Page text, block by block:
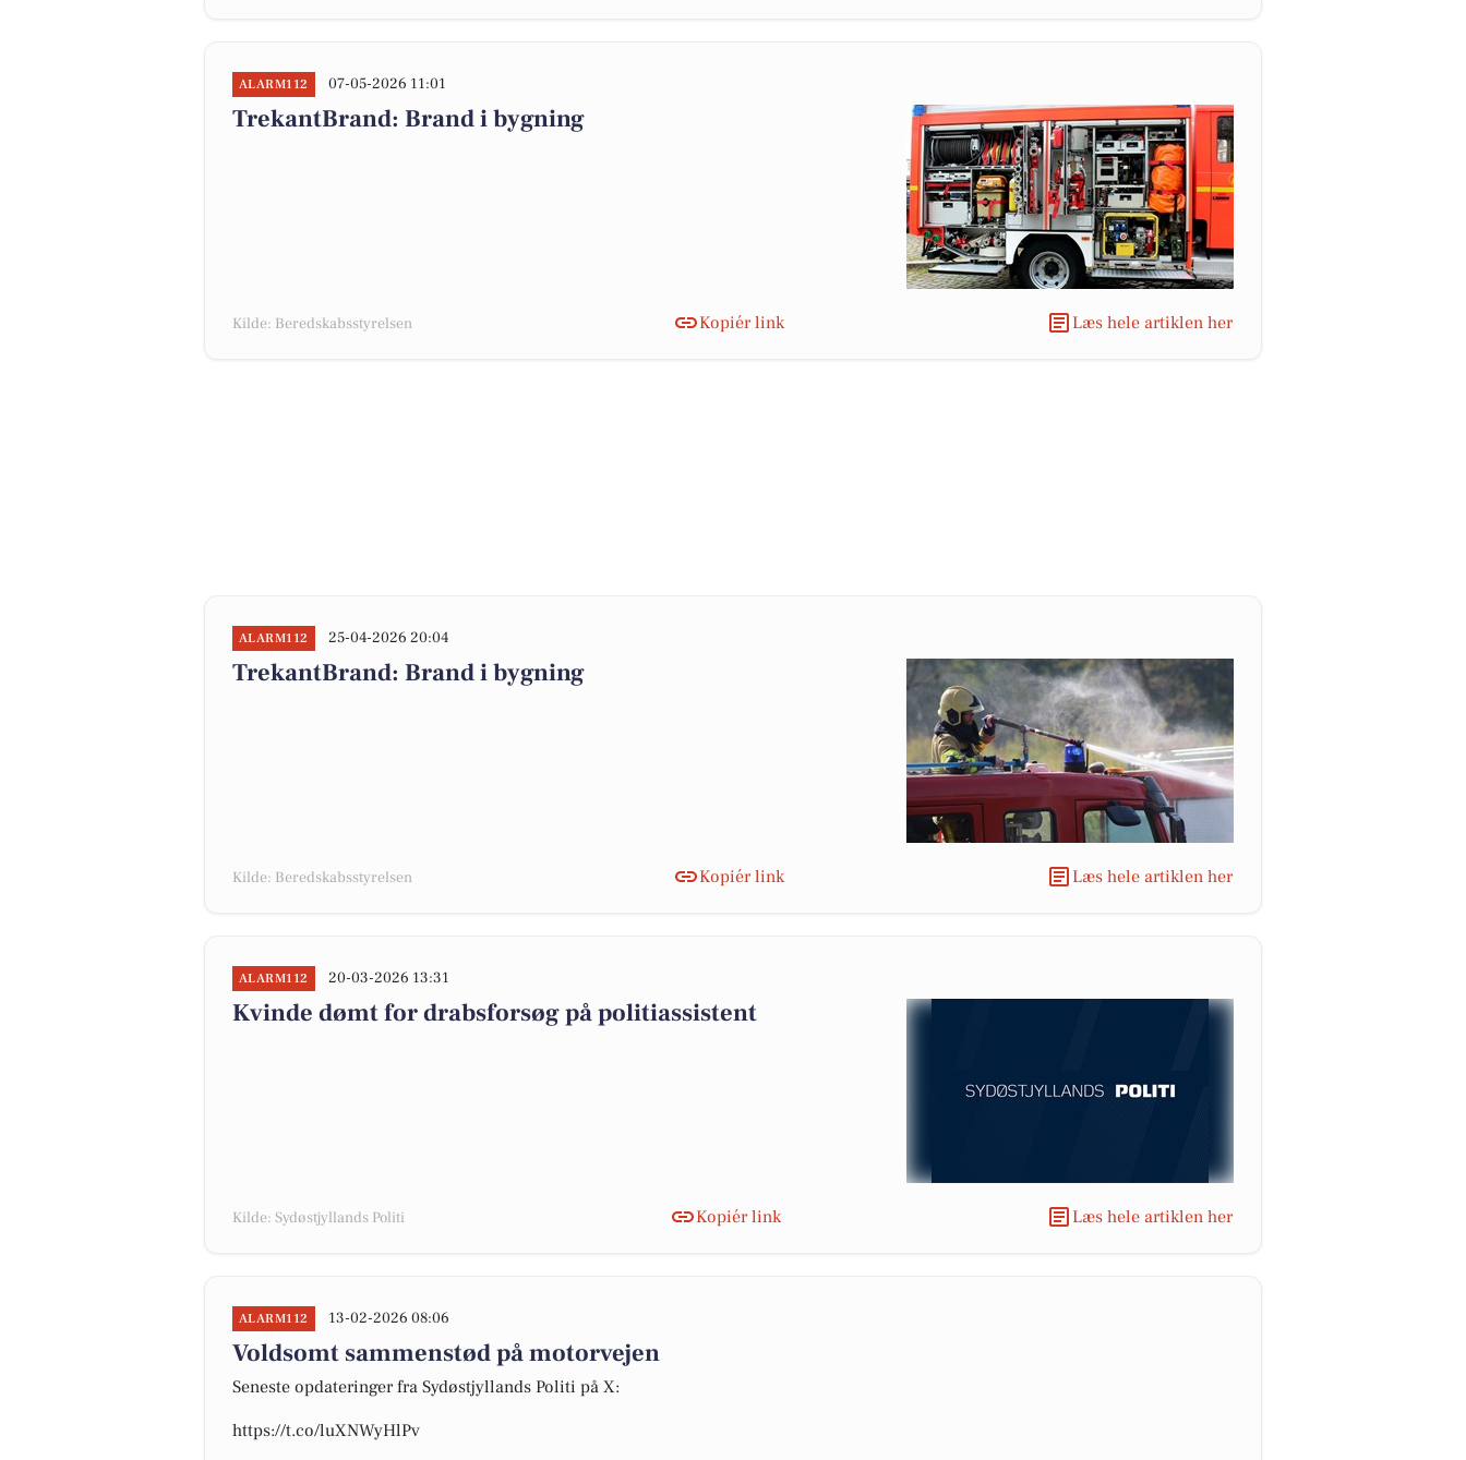
ALARM112 07-05-2026 11:01
TrekantBrand: Brand i bygning
Kilde: Beredskabsstyrelsen Kopiér link Læs hele artiklen her
ALARM112 25-04-2026 20:04
TrekantBrand: Brand i bygning
Kilde: Beredskabsstyrelsen Kopiér link Læs hele artiklen her
ALARM112 20-03-2026 13:31
Kvinde dømt for drabsforsøg på politiassistent
Kilde: Sydøstjyllands Politi Kopiér link Læs hele artiklen her
ALARM112 13-02-2026 08:06
Voldsomt sammenstød på motorvejen
Seneste opdateringer fra Sydøstjyllands Politi på X:
https://t.co/luXNWyHlPv